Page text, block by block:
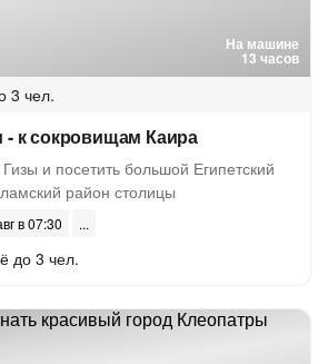
На машине
13 часов
3 чел.
- к сокровищам Каира
и посетить большой Египетский
район столицы
в 07:30
до 3 чел.